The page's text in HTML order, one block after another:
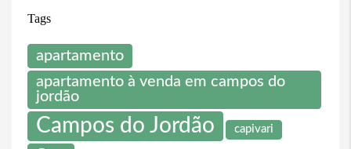
Tags
apartamento
apartamento à venda em campos do
jordão
Campos do Jordão capivari